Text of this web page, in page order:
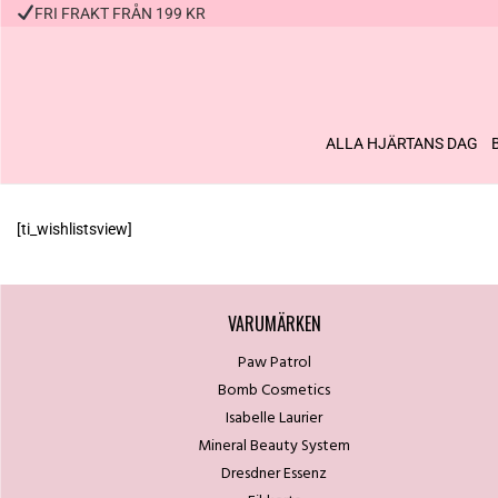
FRI FRAKT FRÅN 199 KR
ALLA HJÄRTANS DAG
[ti_wishlistsview]
VARUMÄRKEN
Paw Patrol
Bomb Cosmetics
Isabelle Laurier
Mineral Beauty System
Dresdner Essenz